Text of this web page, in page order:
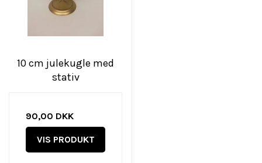
10 cm julekugle med
stativ
90,00 DKK
VIS PRODUKT